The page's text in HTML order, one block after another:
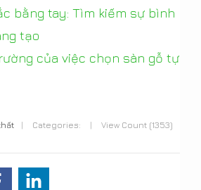
bằng tay: Tìm kiếm sự bình
tạo
của việc chọn sàn gỗ tự
| Categories: |
View Count (1353)